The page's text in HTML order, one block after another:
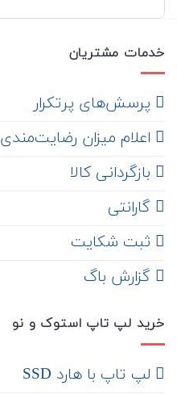
خدمات مشتریان
‌ پرسش‌های پرتکرار
اعلام میزان رضایت‌مندی
‌ بازگردانی کالا
گارانتی
ثبت شکایت
‌ گزارش باگ
خرید لپ تاپ استوک و نو
لپ تاپ با هارد SSD